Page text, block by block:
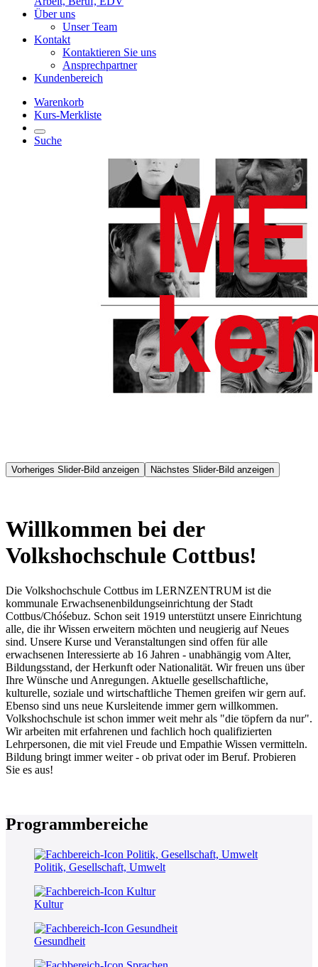
Über uns
Unser Team
Kontakt
Kontaktieren Sie uns
Ansprechpartner
Kundenbereich
Warenkorb
Kurs-Merkliste
Suche
Vorheriges Slider-Bild anzeigen Nächstes Slider-Bild anzeigen
Willkommen bei der
Volkshochschule Cottbus!
Die Volkshochschule Cottbus im LERNZENTRUM ist die
kommunale Erwachsenenbildungseinrichtung der Stadt
Cottbus/Chóśebuz. Schon seit 1919 unterstützt unsere Einrichtung
alle, die ihr Wissen erweitern möchten und neugierig auf Neues
sind. Unsere Kurse und Veranstaltungen sind offen für alle
erwachsenen Interessierte ab 16 Jahren - unabhängig vom Alter,
Bildungsstand, der Herkunft oder Nationalität. Wir freuen uns über
Ihre Wünsche und Anregungen. Aktuelle gesellschaftliche,
kulturelle, soziale und wirtschaftliche Themen greifen wir gern auf.
Ebenso sind uns neue Kursleitende immer gern willkommen.
Volkshochschule ist schon immer weit mehr als "die töpfern da nur".
Wir arbeiten mit erfahrenen und fachlich hoch qualifizierten
Lehrpersonen, die mit viel Freude und Empathie Wissen vermitteln.
Bildung bringt immer weiter - ob privat oder im Beruf. Probieren
Sie es aus!
Programmbereiche
Politik, Gesellschaft, Umwelt
Kultur
Gesundheit